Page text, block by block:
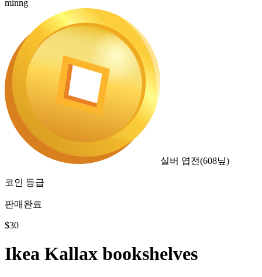
minng
실버 엽전(608닢)
코인 등급
판매완료
$30
Ikea Kallax bookshelves